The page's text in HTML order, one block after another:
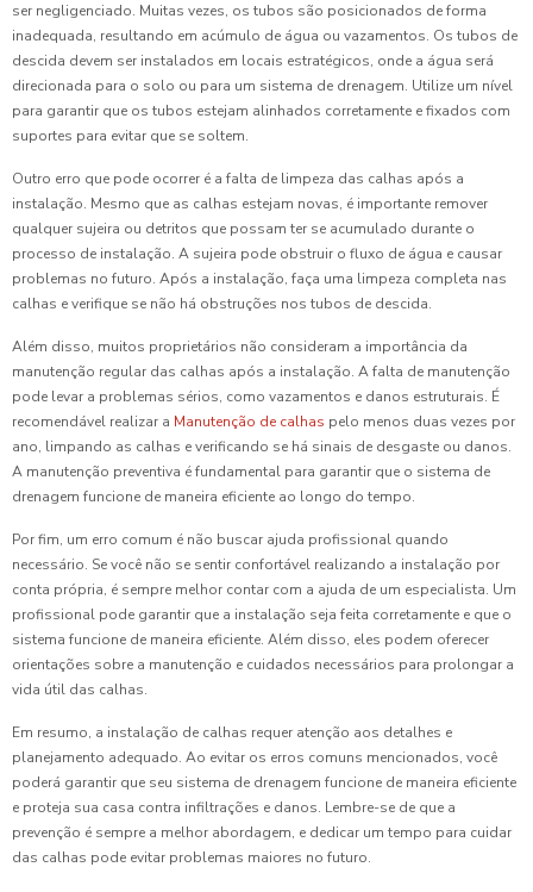
ser negligenciado. Muitas vezes, os tubos são posicionados de forma
inadequada, resultando em acúmulo de água ou vazamentos. Os tubos de
descida devem ser instalados em locais estratégicos, onde a água será
direcionada para o solo ou para um sistema de drenagem. Utilize um nível
para garantir que os tubos estejam alinhados corretamente e fixados com
suportes para evitar que se soltem.
Outro erro que pode ocorrer é a falta de limpeza das calhas após a
instalação. Mesmo que as calhas estejam novas, é importante remover
qualquer sujeira ou detritos que possam ter se acumulado durante o
processo de instalação. A sujeira pode obstruir o fluxo de água e causar
problemas no futuro. Após a instalação, faça uma limpeza completa nas
calhas e verifique se não há obstruções nos tubos de descida.
Além disso, muitos proprietários não consideram a importância da
manutenção regular das calhas após a instalação. A falta de manutenção
pode levar a problemas sérios, como vazamentos e danos estruturais. É
recomendável realizar a Manutenção de calhas pelo menos duas vezes por
ano, limpando as calhas e verificando se há sinais de desgaste ou danos.
A manutenção preventiva é fundamental para garantir que o sistema de
drenagem funcione de maneira eficiente ao longo do tempo.
Por fim, um erro comum é não buscar ajuda profissional quando
necessário. Se você não se sentir confortável realizando a instalação por
conta própria, é sempre melhor contar com a ajuda de um especialista. Um
profissional pode garantir que a instalação seja feita corretamente e que o
sistema funcione de maneira eficiente. Além disso, eles podem oferecer
orientações sobre a manutenção e cuidados necessários para prolongar a
vida útil das calhas.
Em resumo, a instalação de calhas requer atenção aos detalhes e
planejamento adequado. Ao evitar os erros comuns mencionados, você
poderá garantir que seu sistema de drenagem funcione de maneira eficiente
e proteja sua casa contra infiltrações e danos. Lembre-se de que a
prevenção é sempre a melhor abordagem, e dedicar um tempo para cuidar
das calhas pode evitar problemas maiores no futuro.